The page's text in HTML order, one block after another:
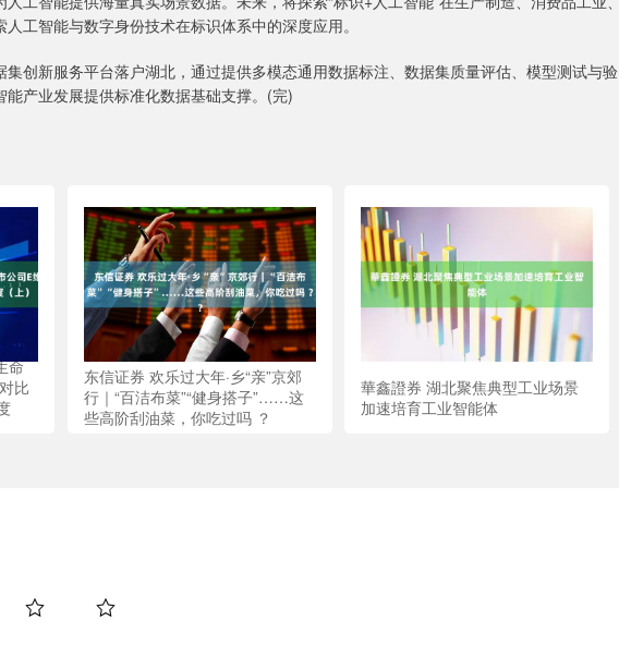
工智能与数字身份技术在标识体系中的深度应用。
新服务平台落户湖北，通过提供多模态通用数据标注、数据集质量评估、模型测试与验
产业发展提供标准化数据基础支撑。(完)
命
比
东信证券 欢乐过大年·乡“亲”京郊
行｜“百洁布菜”“健身搭子”……这
些高阶刮油菜，你吃过吗 ？
華鑫證券 湖北聚焦典型工业场景
加速培育工业智能体